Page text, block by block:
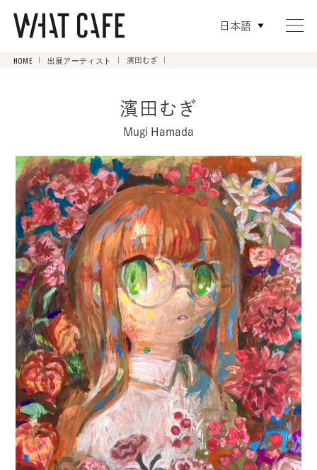
日本語
HOME 出展アーティスト 濱田むぎ
濱田むぎ
Mugi Hamada